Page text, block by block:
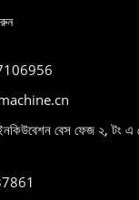
বেস ফেজ ২, টং এ